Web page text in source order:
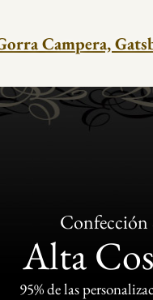
Campera,
Confección
Alta
95% de las